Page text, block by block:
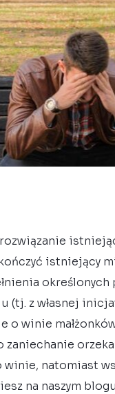
istniejący
określonych
(tj. z własnej
winie
zaniechanie
natomiast
na naszym